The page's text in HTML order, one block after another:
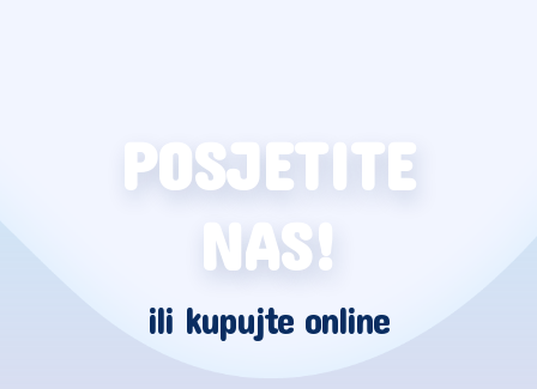
POSJETITE
NAS!
ili kupujte online